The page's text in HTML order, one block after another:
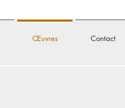
Œuvres Contact